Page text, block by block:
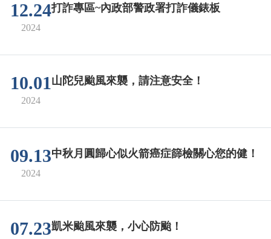
12.24
2024
打詐專區~內政部警政署打詐儀錶板
10.01
2024
山陀兒颱風來襲，請注意安全！
09.13
2024
中秋月圓歸心似火箭癌症篩檢關心您的健！
07.23凱米颱風來襲，小心防颱！